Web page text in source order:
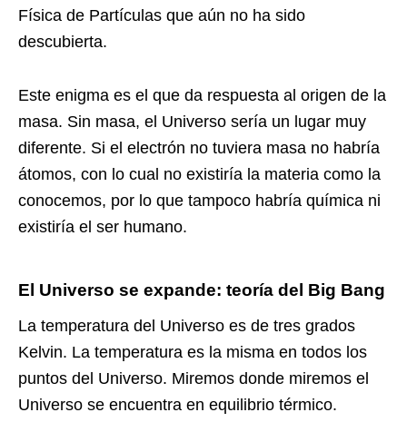
Física de Partículas que aún no ha sido
descubierta.
Este enigma es el que da respuesta al origen de la
masa. Sin masa, el Universo sería un lugar muy
diferente. Si el electrón no tuviera masa no habría
átomos, con lo cual no existiría la materia como la
conocemos, por lo que tampoco habría química ni
existiría el ser humano.
El Universo se expande: teoría del Big Bang
La temperatura del Universo es de tres grados
Kelvin. La temperatura es la misma en todos los
puntos del Universo. Miremos donde miremos el
Universo se encuentra en equilibrio térmico.